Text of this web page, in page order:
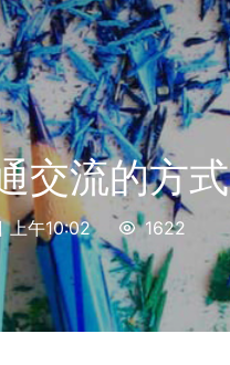
交流的方式
上午10:02 1622